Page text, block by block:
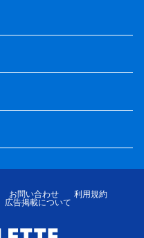
お問い合わせ
利用規約
広告掲載について